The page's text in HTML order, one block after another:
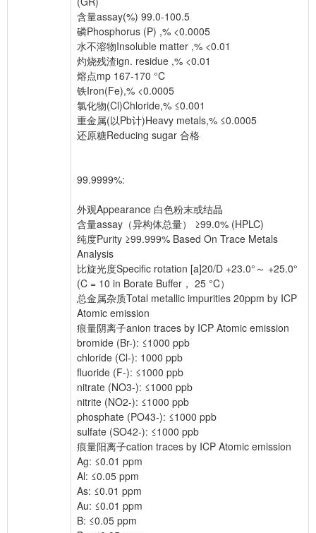
含量assay(%) 99.0-100.5
磷Phosphorus (P) ,% <0.0005
水不溶物Insoluble matter ,% <0.01
灼烧残渣ign. residue ,% <0.01
熔点mp 167-170 °C
铁Iron(Fe),% <0.0005
氯化物(Cl)Chloride,% ≤0.001
重金属(以Pb计)Heavy metals,% ≤0.0005
还原糖Reducing sugar 合格
99.9999%:
外观Appearance 白色粉末或结晶
含量assay（异构体总量） ≥99.0% (HPLC)
纯度Purity ≥99.999% Based On Trace Metals
Analysis
比旋光度Specific rotation [a]20/D +23.0°～ +25.0°
(C = 10 in Borate Buffer， 25 °C）
总金属杂质Total metallic impurities 20ppm by ICP
Atomic emission
痕量阴离子anion traces by ICP Atomic emission
bromide (Br-): ≤1000 ppb
chloride (Cl-): 1000 ppb
fluoride (F-): ≤1000 ppb
nitrate (NO3-): ≤1000 ppb
nitrite (NO2-): ≤1000 ppb
phosphate (PO43-): ≤1000 ppb
sulfate (SO42-): ≤1000 ppb
痕量阳离子cation traces by ICP Atomic emission
Ag: ≤0.01 ppm
Al: ≤0.05 ppm
As: ≤0.01 ppm
Au: ≤0.01 ppm
B: ≤0.05 ppm